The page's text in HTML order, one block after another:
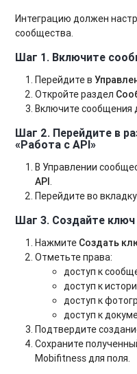
Интеграцию должен
сообщества.
Шаг 1. Включите
Перейдите в
Откройте раздел
Включите сообщения
Шаг 2. Перейдите в
«Работа с API»
В Управлении
API.
Перейдите во вкладку
Шаг 3. Создайте
Нажмите Создать
Отметьте права:
доступ к
доступ к
доступ к
доступ к
Подтвердите
Сохраните
Mobifitness для поля.